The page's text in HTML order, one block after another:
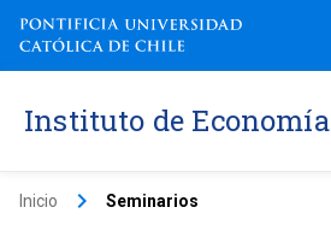
Instituto de Economía
Inicio keyboard_arrow_right Seminarios